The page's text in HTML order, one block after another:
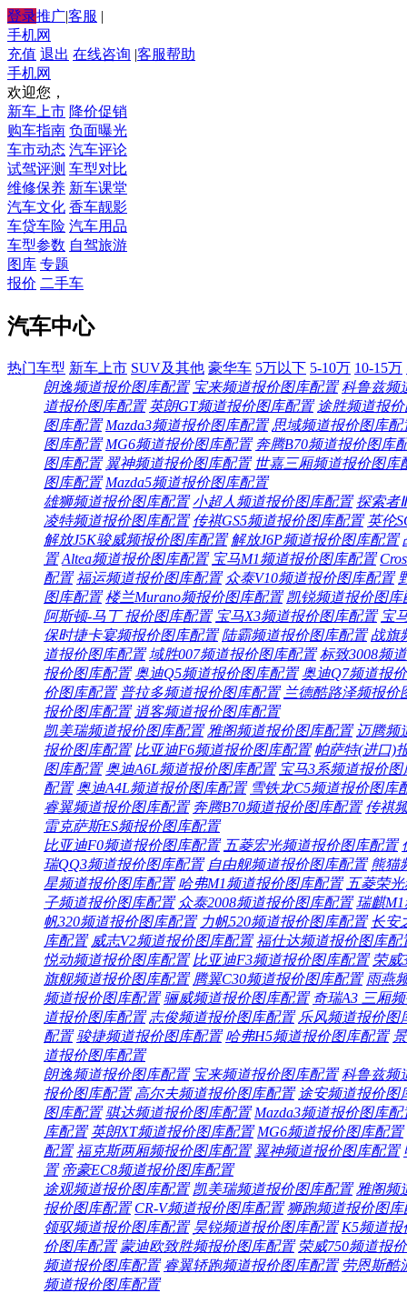
登录推广|客服 |
手机网
充值 退出 在线咨询 |客服帮助
手机网
欢迎您，
新车上市 降价促销
购车指南 负面曝光
车市动态 汽车评论
试驾评测 车型对比
维修保养 新车课堂
汽车文化 香车靓影
车贷车险 汽车用品
车型参数 自驾旅游
图库 专题
报价 二手车
汽车中心
热门车型 新车上市 SUV及其他 豪华车 5万以下 5-10万 10-15万
朗逸频道报价图库配置 宝来频道报价图库配置 科鲁兹频
道报价图库配置 英朗GT频道报价图库配置 途胜频道报价
图库配置 Mazda3频道报价图库配置 思域频道报价图库配
图库配置 MG6频道报价图库配置 奔腾B70频道报价图库
图库配置 翼神频道报价图库配置 世嘉三厢频道报价图库
图库配置 Mazda5频道报价图库配置
雄狮频道报价图库配置 小超人频道报价图库配置 探索者
凌特频道报价图库配置 传祺GS5频道报价图库配置 英伦
解放J5K骏威频报价图库配置 解放J6P频道报价图库配置
置 Altea频道报价图库配置 宝马M1频道报价图库配置
配置 福运频道报价图库配置 众泰V10频道报价图库配置
图库配置 楼兰Murano频报价图库配置 凯锐频道报价图库
阿斯顿-马丁报价图库配置 宝马X3频道报价图库配置 宝
保时捷卡宴频报价图库配置 陆霸频道报价图库配置 战旗
道报价图库配置 域胜007频道报价图库配置 标致3008频道
报价图库配置 奥迪Q5频道报价图库配置 奥迪Q7频道报价
价图库配置 普拉多频道报价图库配置 兰德酷路泽频报价
报价图库配置 逍客频道报价图库配置
凯美瑞频道报价图库配置 雅阁频道报价图库配置 迈腾频
报价图库配置 比亚迪F6频道报价图库配置 帕萨特(进口)
图库配置 奥迪A6L频道报价图库配置 宝马3系频道报价图
配置 奥迪A4L频道报价图库配置 雪铁龙C5频道报价图库
睿翼频道报价图库配置 奔腾B70频道报价图库配置 传祺
雷克萨斯ES频报价图库配置
比亚迪F0频道报价图库配置 五菱宏光频道报价图库配置
瑞QQ3频道报价图库配置 自由舰频道报价图库配置 熊猫
星频道报价图库配置 哈弗M1频道报价图库配置 五菱荣
子频道报价图库配置 众泰2008频道报价图库配置 瑞麒
帆320频道报价图库配置 力帆520频道报价图库配置 长安
库配置 威志V2频道报价图库配置 福仕达频道报价图库配
悦动频道报价图库配置 比亚迪F3频道报价图库配置 荣威
旗舰频道报价图库配置 腾翼C30频道报价图库配置 雨燕
频道报价图库配置 骊威频道报价图库配置 奇瑞A3 三厢频
道报价图库配置 志俊频道报价图库配置 乐风频道报价图
配置 骏捷频道报价图库配置 哈弗H5频道报价图库配置
道报价图库配置
朗逸频道报价图库配置 宝来频道报价图库配置 科鲁兹频
报价图库配置 高尔夫频道报价图库配置 途安频道报价图
图库配置 骐达频道报价图库配置 Mazda3频道报价图库配
库配置 英朗XT频道报价图库配置 MG6频道报价图库配置
配置 福克斯两厢频报价图库配置 翼神频道报价图库配置
置 帝豪EC8频道报价图库配置
途观频道报价图库配置 凯美瑞频道报价图库配置 雅阁频
报价图库配置 CR-V频道报价图库配置 狮跑频道报价图库
领驭频道报价图库配置 昊锐频道报价图库配置 K5频道报
价图库配置 蒙迪欧致胜频报价图库配置 荣威750频道报价
频道报价图库配置 睿翼轿跑频道报价图库配置 劳恩斯酷
频道报价图库配置